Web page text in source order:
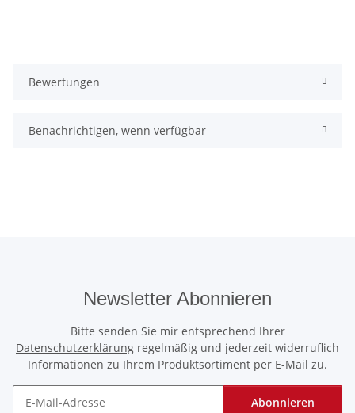
Bewertungen
Benachrichtigen, wenn verfügbar
Newsletter Abonnieren
Bitte senden Sie mir entsprechend Ihrer
Datenschutzerklärung regelmäßig und jederzeit widerruflich
Informationen zu Ihrem Produktsortiment per E-Mail zu.
Abonnieren